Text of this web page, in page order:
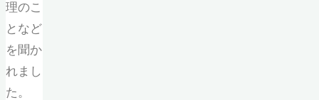
理のこ
となど
を聞か
れまし
た。